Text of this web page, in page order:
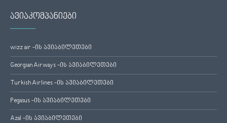
ავიაკომპანიები
wizz air -ის ავიაბილეთები
Georgian Airways -ის ავიაბილეთები
Turkish Airlines -ის ავიაბილეთები
Pegasus -ის ავიაბილეთები
Azal -ის ავიაბილეთები